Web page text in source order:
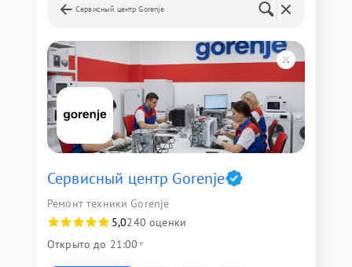
Сервисный центр Gorenje
Сервисный центр Gorenje
Ремонт техники Gorenje
5,0240 оценки
Открыто до 21:00